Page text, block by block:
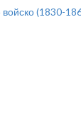
(1830-